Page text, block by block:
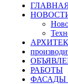
РАБОТЫ
ФАСАДЫ